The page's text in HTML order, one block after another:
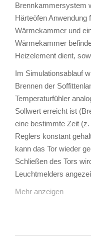
Brennkammersystem
Härteöfen Anwendung
Wärmekammer und
Wärmekammer
Heizelement dient,
Im Simulationsablauf
Brennen der
Temperaturfühler
Sollwert erreicht ist
eine bestimmte Zeit
Reglers konstant
kann das Tor wieder
Schließen des Tors
Leuchtmelders
Mehr anzeigen